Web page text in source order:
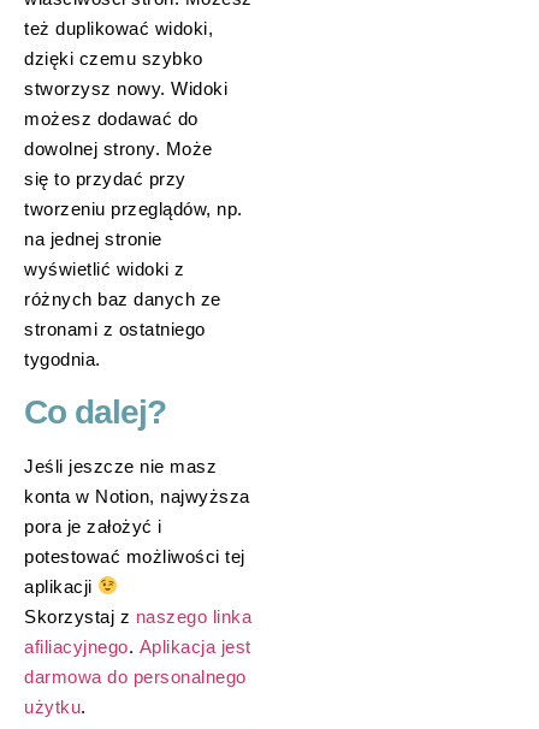
też duplikować widoki,
dzięki czemu szybko
stworzysz nowy. Widoki
możesz dodawać do
dowolnej strony. Może
się to przydać przy
tworzeniu przeglądów, np.
na jednej stronie
wyświetlić widoki z
różnych baz danych ze
stronami z ostatniego
tygodnia.
Co dalej?
Jeśli jeszcze nie masz
konta w Notion, najwyższa
pora je założyć i
potestować możliwości tej
aplikacji
Skorzystaj z naszego linka
afiliacyjnego. Aplikacja jest
darmowa do personalnego
użytku.